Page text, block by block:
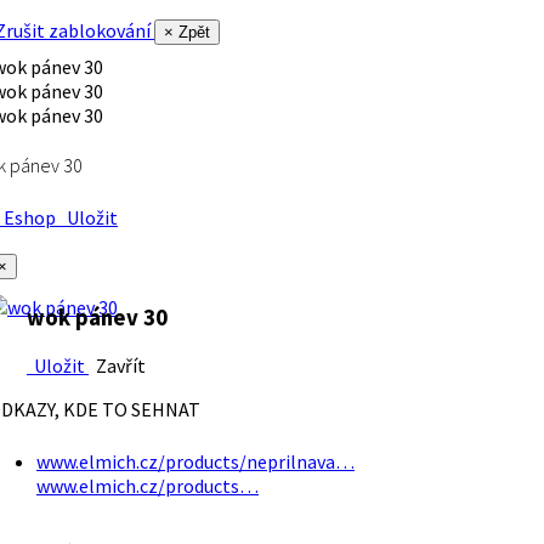
zablokování × Zpět
pánev 30
Uložit
wok pánev 30
Uložit Zavřít
KDE TO SEHNAT
www.elmich.cz/products/neprilnava…
www.elmich.cz/products…